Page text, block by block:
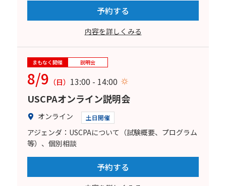
予約する
内容を詳しくみる
まもなく開催 説明会
8/9 （日） 13:00 - 14:00
USCPAオンライン説明会
オンライン 土日開催
アジェンダ：USCPAについて（試験概要、プログラム
等）、個別相談
予約する